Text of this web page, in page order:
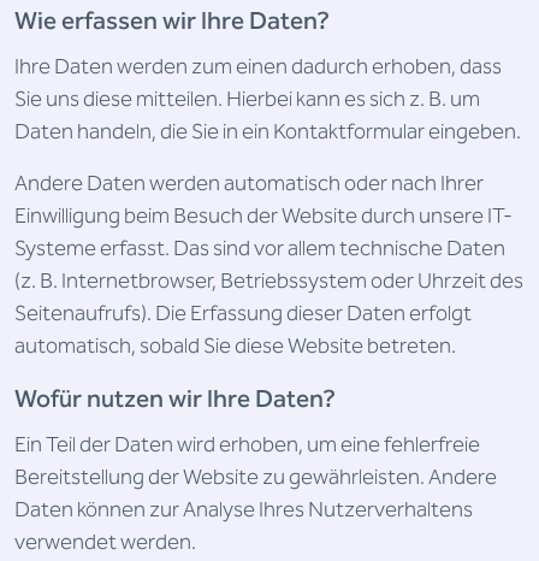
Wie erfassen wir Ihre Daten?
Ihre Daten werden zum einen dadurch erhoben, dass
Sie uns diese mitteilen. Hierbei kann es sich z. B. um
Daten handeln, die Sie in ein Kontaktformular eingeben.
Andere Daten werden automatisch oder nach Ihrer
Einwilligung beim Besuch der Website durch unsere IT-
Systeme erfasst. Das sind vor allem technische Daten
(z. B. Internetbrowser, Betriebssystem oder Uhrzeit des
Seitenaufrufs). Die Erfassung dieser Daten erfolgt
automatisch, sobald Sie diese Website betreten.
Wofür nutzen wir Ihre Daten?
Ein Teil der Daten wird erhoben, um eine fehlerfreie
Bereitstellung der Website zu gewährleisten. Andere
Daten können zur Analyse Ihres Nutzerverhaltens
verwendet werden.